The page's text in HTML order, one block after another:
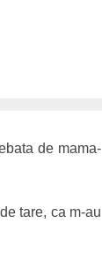
de mama-
tare, ca m-au